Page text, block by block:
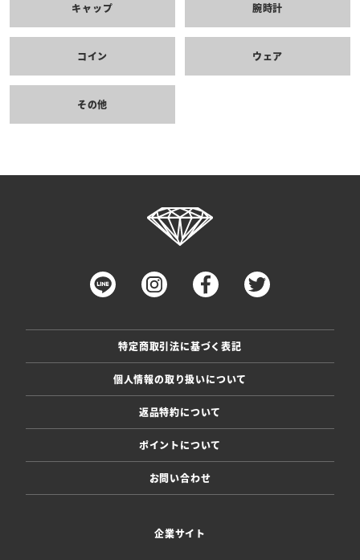
キャップ 腕時計
コイン ウェア
その他
特定商取引法に基づく表記
個人情報の取り扱いについて
返品特約について
ポイントについて
お問い合わせ
企業サイト